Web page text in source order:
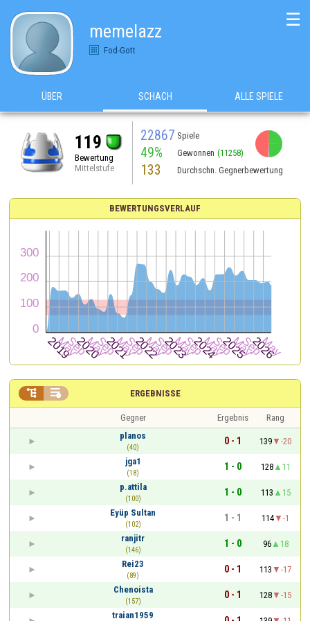
memelazz
Fod-Gott
☰
ÜBER SCHACH ALLE SPIELE
119
Bewertung
Mittelstufe
22867 Spiele
49% Gewonnen (11258)
133 Durchschn. Gegnerbewertung
BEWERTUNGSVERLAUF
ERGEBNISSE
 
Gegner Ergebnis
Rang
planos
(40)
0 - 1 139
-20
jga1
(18)
1 - 0 128
11
p.attila
(100)
1 - 0 113
15
Eyüp Sultan
(102)
1 - 1 114
-1
ranjitr
(146)
1 - 0 96
18
Rei23
(89)
0 - 1 113
-17
Chenoista
(157)
0 - 1 128
-15
traian1959